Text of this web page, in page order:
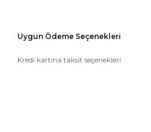
Uygun Ödeme Seçenekleri
Kredi kartına taksit seçenekleri